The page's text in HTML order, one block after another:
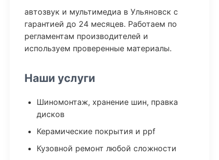
автозвук и мультимедиа в Ульяновск с
гарантией до 24 месяцев. Работаем по
регламентам производителей и
используем проверенные материалы.
Наши услуги
Шиномонтаж, хранение шин, правка
дисков
Керамические покрытия и ppf
Кузовной ремонт любой сложности